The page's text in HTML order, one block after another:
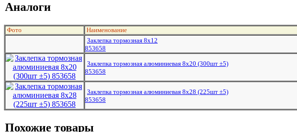
Аналоги
Фото Наименование
Заклепка тормозная 8х12
853658
Заклепка тормозная алюминиевая 8х20 (300шт ±5)
853658
Заклепка тормозная алюминиевая 8х28 (225шт ±5)
853658
Похожие товары